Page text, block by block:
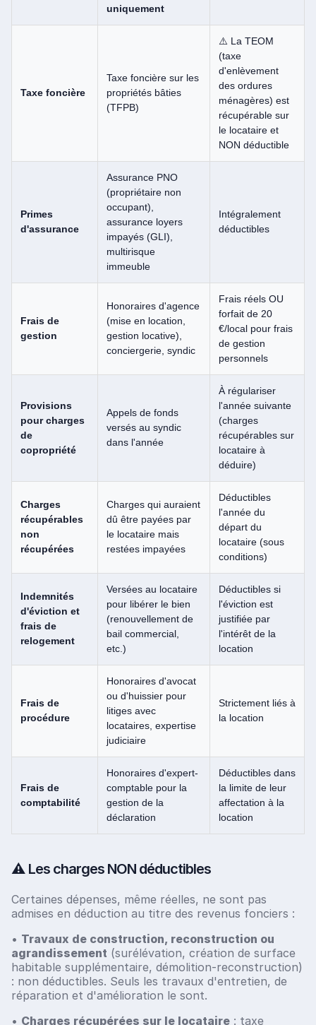
uniquement
Taxe foncière
Taxe foncière sur les
propriétés bâties
(TFPB)
⚠️ La TEOM
(taxe
d'enlèvement
des ordures
ménagères) est
récupérable sur
le locataire et
NON déductible
Primes
d'assurance
Assurance PNO
(propriétaire non
occupant),
assurance loyers
impayés (GLI),
multirisque
immeuble
Intégralement
déductibles
Frais de
gestion
Honoraires d'agence
(mise en location,
gestion locative),
conciergerie, syndic
Frais réels OU
forfait de 20
€/local pour frais
de gestion
personnels
Provisions
pour charges
de
copropriété
Appels de fonds
versés au syndic
dans l'année
À régulariser
l'année suivante
(charges
récupérables sur
locataire à
déduire)
Charges
récupérables
non
récupérées
Charges qui auraient
dû être payées par
le locataire mais
restées impayées
Déductibles
l'année du
départ du
locataire (sous
conditions)
Indemnités
d'éviction et
frais de
relogement
Versées au locataire
pour libérer le bien
(renouvellement de
bail commercial,
etc.)
Déductibles si
l'éviction est
justifiée par
l'intérêt de la
location
Frais de
procédure
Honoraires d'avocat
ou d'huissier pour
litiges avec
locataires, expertise
judiciaire
Strictement liés à
la location
Frais de
comptabilité
Honoraires d'expert-
comptable pour la
gestion de la
déclaration
Déductibles dans
la limite de leur
affectation à la
location
⚠️ Les charges NON déductibles
Certaines dépenses, même réelles, ne sont pas
admises en déduction au titre des revenus fonciers :
• Travaux de construction, reconstruction ou
agrandissement (surélévation, création de surface
habitable supplémentaire, démolition-reconstruction)
: non déductibles. Seuls les travaux d'entretien, de
réparation et d'amélioration le sont.
• Charges récupérées sur le locataire : taxe